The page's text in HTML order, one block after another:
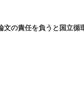
の責任を負うと国立循